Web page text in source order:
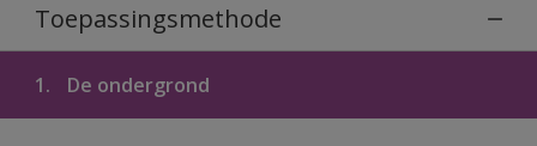
Toepassingsmethode
1. De ondergrond